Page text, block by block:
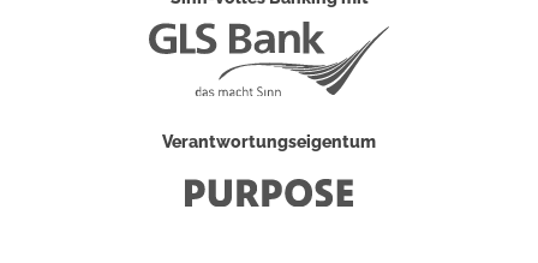
Verantwortungseigentum